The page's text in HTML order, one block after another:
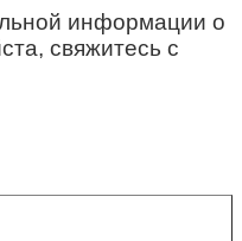
информации о
свяжитесь с